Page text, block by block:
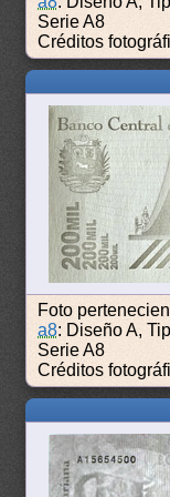
Serie A8
Créditos
Foto
a8: Diseño A,
Serie A8
Créditos